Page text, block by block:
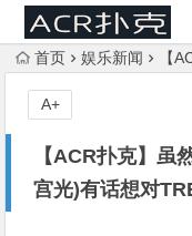
首页 娱乐新闻 【
【ACR扑克】
宫光)有话想对
A+